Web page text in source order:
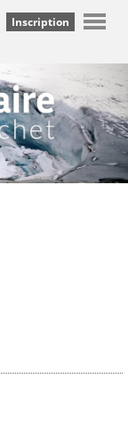
Inscription